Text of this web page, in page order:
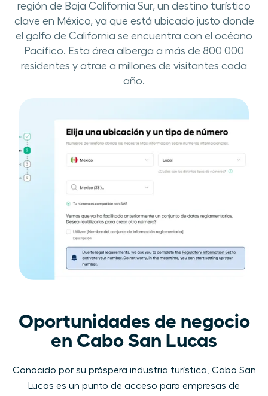
región de Baja California Sur, un destino turístico
clave en México, ya que está ubicado justo donde
el golfo de California se encuentra con el océano
Pacífico. Esta área alberga a más de 800 000
residentes y atrae a millones de visitantes cada
año.
Oportunidades de negocio
en Cabo San Lucas
Conocido por su próspera industria turística, Cabo San
Lucas es un punto de acceso para empresas de